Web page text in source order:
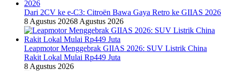
Dari 2CV ke e-C3: Citroën Bawa Gaya Retro ke GIIAS 2026
8 Agustus 20268 Agustus 2026
Leapmotor Menggebrak GIIAS 2026: SUV Listrik China
Rakit Lokal Mulai Rp449 Juta
8 Agustus 2026